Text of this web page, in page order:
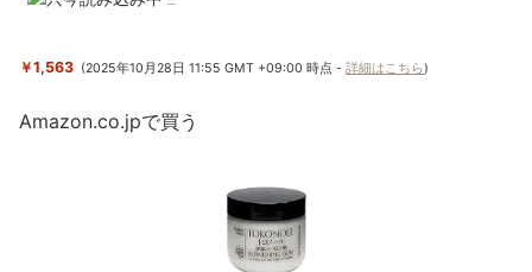
￥1,563 (2025年10月28日 11:55 GMT +09:00 時点 -詳細はこちら)
Amazon.co.jpで買う